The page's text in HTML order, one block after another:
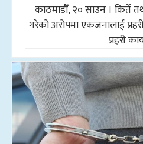
काठमाडौँ, २० साउन । किर्ते
गरेको अरोपमा एकजनालाई
प्रहरी